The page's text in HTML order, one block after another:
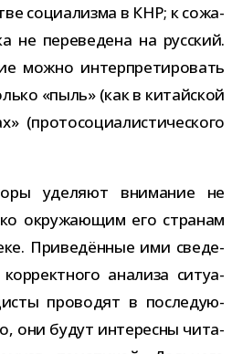
соци­а­лизма в КНР; к сожа­
не пере­ве­дена на рус­ский.
можно интер­пре­ти­ро­вать
«пыль» (как в китай­ской
(про­то­со­ци­а­ли­сти­че­ского
уде­ляют вни­ма­ние не
окру­жа­ю­щим его стра­нам
Приведённые ими све­де­
ана­лиза ситу­а­
про­во­дят в после­ду­ю­
они будут инте­ресны чита­